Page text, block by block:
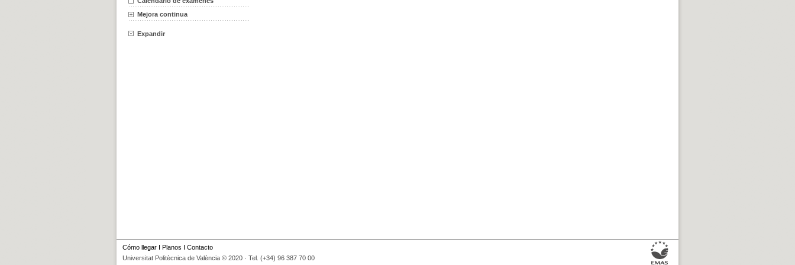
Mejora continua
Expandir
Cómo llegar I Planos I Contacto
Universitat Politècnica de València © 2020 · Tel. (+34) 96 387 70 00